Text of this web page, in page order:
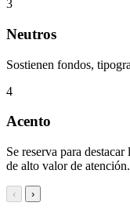
3
Neutros
Sostienen fondos,
4
Acento
Se reserva para
de alto valor de atención.
‹ ›